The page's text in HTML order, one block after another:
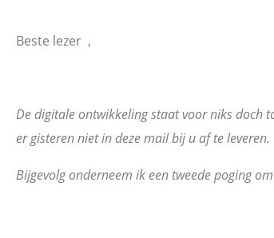
Beste lezer ,
De digitale ontwikkeling staat voor niks doch
er gisteren niet in deze mail bij u af te leveren.
Bijgevolg onderneem ik een tweede poging